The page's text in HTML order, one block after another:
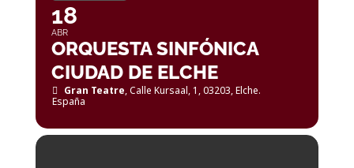
18
ABR
ORQUESTA SINFÓNICA
CIUDAD DE ELCHE
Gran Teatre, Calle Kursaal, 1, 03203, Elche.
España